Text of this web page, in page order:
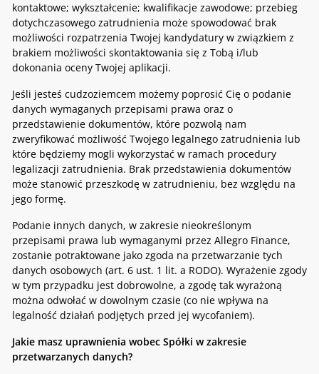
kontaktowe; wykształcenie; kwalifikacje zawodowe; przebieg
dotychczasowego zatrudnienia może spowodować brak
możliwości rozpatrzenia Twojej kandydatury w związkiem z
brakiem możliwości skontaktowania się z Tobą i/lub
dokonania oceny Twojej aplikacji.
Jeśli jesteś cudzoziemcem możemy poprosić Cię o podanie
danych wymaganych przepisami prawa oraz o
przedstawienie dokumentów, które pozwolą nam
zweryfikować możliwość Twojego legalnego zatrudnienia lub
które będziemy mogli wykorzystać w ramach procedury
legalizacji zatrudnienia. Brak przedstawienia dokumentów
może stanowić przeszkodę w zatrudnieniu, bez względu na
jego formę.
Podanie innych danych, w zakresie nieokreślonym
przepisami prawa lub wymaganymi przez Allegro Finance,
zostanie potraktowane jako zgoda na przetwarzanie tych
danych osobowych (art. 6 ust. 1 lit. a RODO). Wyrażenie zgody
w tym przypadku jest dobrowolne, a zgodę tak wyrażoną
można odwołać w dowolnym czasie (co nie wpływa na
legalność działań podjętych przed jej wycofaniem).
Jakie masz uprawnienia wobec Spółki w zakresie
przetwarzanych danych?